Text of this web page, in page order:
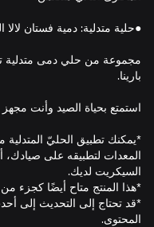
مجموعة من حلي دمى متدلية
*يمكنك تطبيق الحليّ
المعدات لتطبيقه على
*قد تحتاج إلى التحديث إلى
المحتوى.